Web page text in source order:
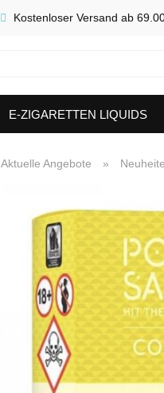
Kostenloser Versand ab
E-ZIGARETTEN LIQUIDS
Aktuelle Angebote »